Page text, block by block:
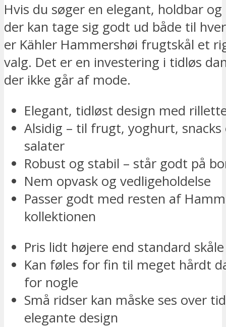
Hvis du søger en elegant, holdbar og
der kan tage sig godt ud både til
er Kähler Hammershøi frugtskål et
valg. Det er en investering i tidløs
der ikke går af mode.
Elegant, tidløst design med
Alsidig – til frugt, yoghurt, snacks
salater
Robust og stabil – står godt på
Nem opvask og vedligeholdelse
Passer godt med resten af
kollektionen
Pris lidt højere end standard skåle
Kan føles for fin til meget hårdt
for nogle
Små ridser kan måske ses over
elegante design